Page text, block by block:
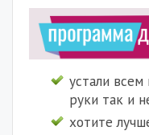
устали всем
руки так и
хотите